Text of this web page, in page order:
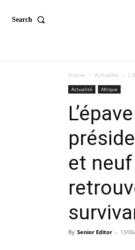
Search
Home Actualité
Actualité Afrique
et
By Senior Editor - 13/